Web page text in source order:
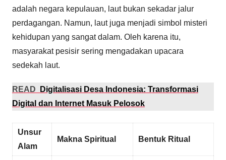
adalah negara kepulauan, laut bukan sekadar jalur
perdagangan. Namun, laut juga menjadi simbol misteri
kehidupan yang sangat dalam. Oleh karena itu,
masyarakat pesisir sering mengadakan upacara
sedekah laut.
READ
Digitalisasi Desa Indonesia: Transformasi
Digital dan Internet Masuk Pelosok
Unsur
Alam
Makna Spiritual Bentuk Ritual